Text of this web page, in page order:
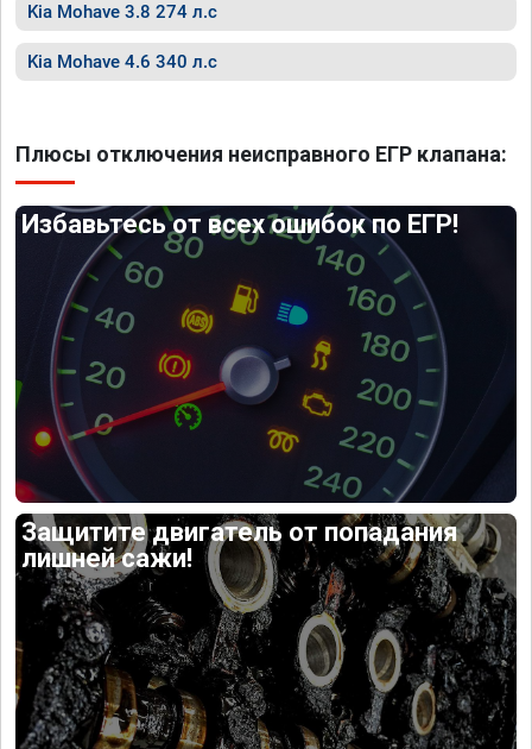
Kia Mohave 3.8 274 л.с
Kia Mohave 4.6 340 л.с
Плюсы отключения неисправного ЕГР клапана:
Избавьтесь от всех ошибок по ЕГР!
Защитите двигатель от попадания
лишней сажи!